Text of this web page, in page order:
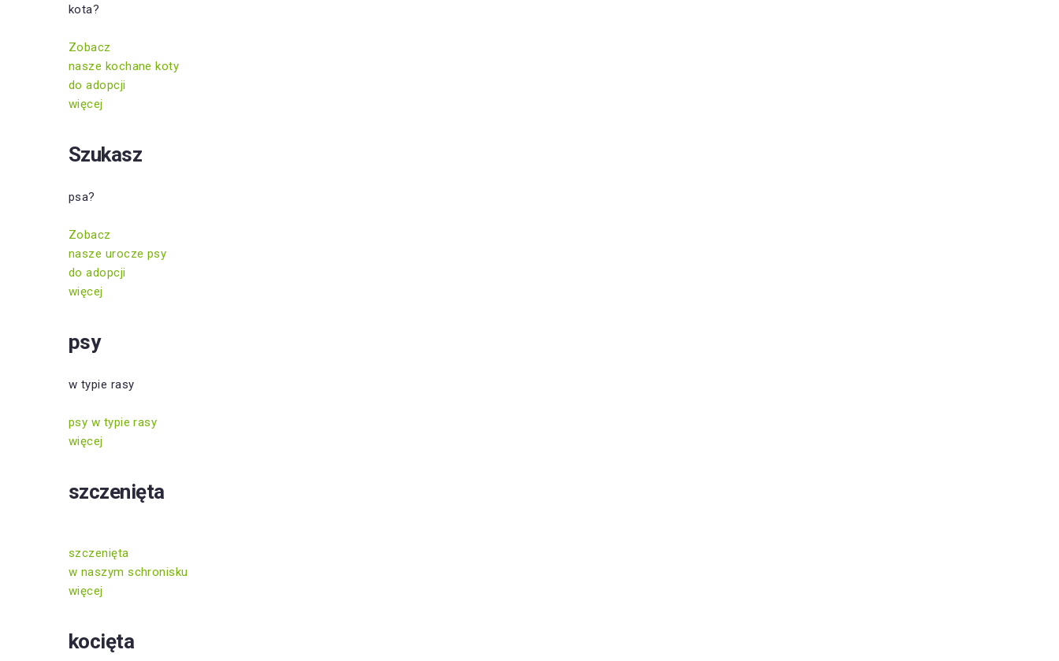
kota?
Zobacz
nasze kochane koty
do adopcji
więcej
Szukasz
psa?
Zobacz
nasze urocze psy
do adopcji
więcej
psy
w typie rasy
psy w typie rasy
więcej
szczenięta
szczenięta
w naszym schronisku
więcej
kocięta